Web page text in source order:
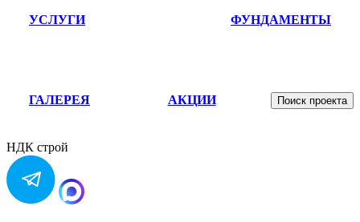
УСЛУГИ ФУНДАМЕНТЫ
ГАЛЕРЕЯ АКЦИИ Поиск проекта
НДК строй